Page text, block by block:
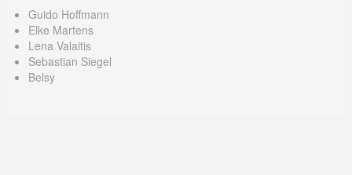
Guido Hoffmann
Elke Martens
Lena Valaitis
Sebastian Siegel
Belsy